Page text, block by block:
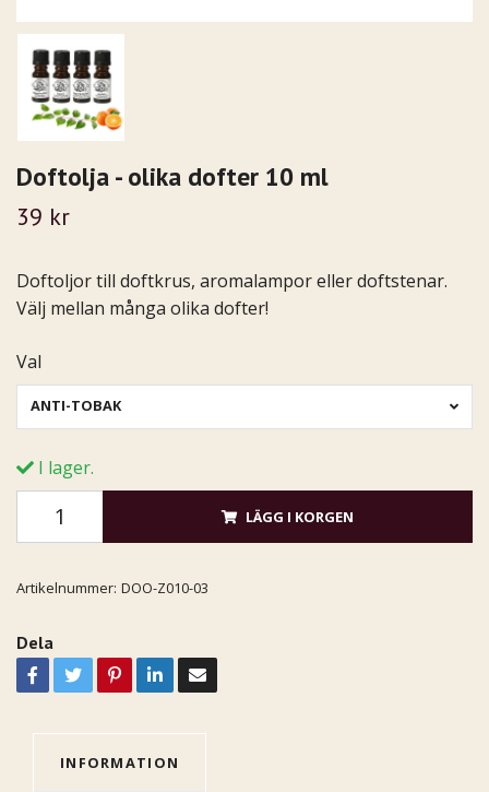
Doftolja - olika dofter 10 ml
39 kr
Doftoljor till doftkrus, aromalampor eller doftstenar.
Välj mellan många olika dofter!
Val
ANTI-TOBAK
I lager.
LÄGG I KORGEN
Artikelnummer: DOO-Z010-03
Dela
INFORMATION